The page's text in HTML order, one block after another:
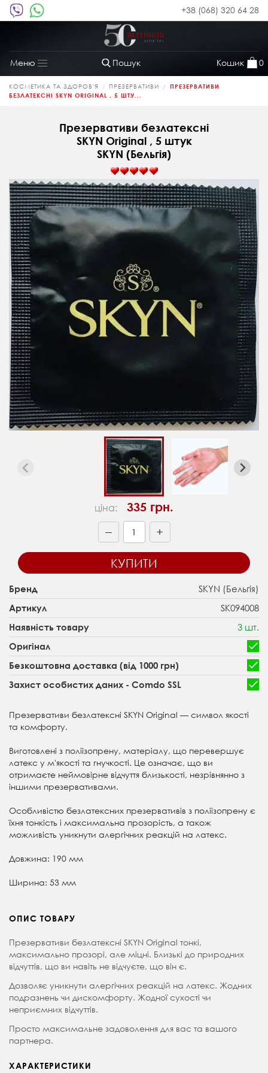
+38 (068) 320 64 28
Пошук Кошик 0
Меню
Toggle
navigation
КОСМЕТИКА ТА ЗДОРОВ'Я ПРЕЗЕРВАТИВИ
ПРЕЗЕРВАТИВИ
БЕЗЛАТЕКСНІ SKYN ORIGINAL , 5 ШТУ...
Презервативи безлатексні
SKYN Original , 5 штук
SKYN (Бельгія)
ціна: 335 грн.
— +
КУПИТИ
Бренд SKYN (Бельгія)
Артикул SK094008
Наявність товару 3 шт.
Оригінал
Безкоштовна доставка (від 1000 грн)
Захист особистих даних - Comdo SSL
Презервативи безлатексні SKYN Original — символ якості
та комфорту.
Виготовлені з поліізопрену, матеріалу, що перевершує
латекс у м'якості та гнучкості. Це означає, що ви
отримаєте неймовірне відчуття близькості, незрівнянно з
іншими презервативами.
Особливістю безлатексних презервативів з поліізопрену є
їхня тонкість і максимальна прозорість, а також
можливість уникнути алергічних реакцій на латекс.
Довжина: 190 мм
Ширина: 53 мм
ОПИС ТОВАРУ
Презервативи безлатексні SKYN Original тонкі,
максимально прозорі, але міцні. Близькі до природних
відчуттів, що ви навіть не відчуєте, що він є.
Дозволяє уникнути алергічних реакцій на латекс. Жодних
подразнень чи дискомфорту. Жодної сухості чи
неприємних відчуттів.
Просто максимальне задоволення для вас та вашого
партнера.
ХАРАКТЕРИСТИКИ